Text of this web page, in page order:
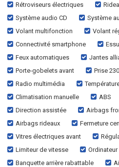
Rétroviseurs électriques
Système audio CD
Système
Volant multifonction
Volant
Connectivité smartphone
Feux automatiques
Jantes
Porte-gobelets avant
Prise
Radio multimédia
Climatisation manuelle
ABS
Direction assistée
Airbags
Airbags rideaux
Fermeture
Vitres électriques avant
Limiteur de vitesse
Banquette arrière rabattable